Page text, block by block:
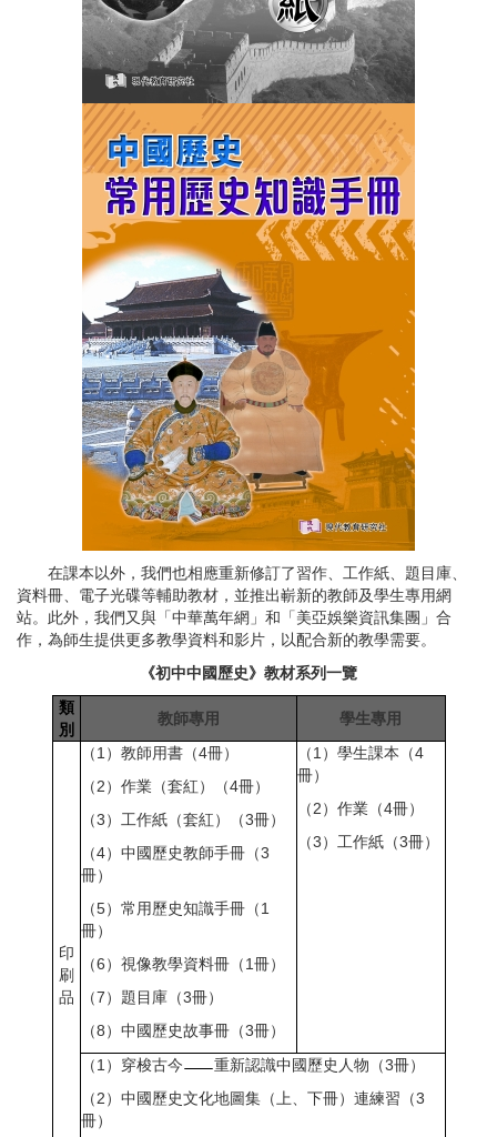
在課本以外，我們也相應重新修訂了習作、工作紙、題目庫、
資料冊、電子光碟等輔助教材，並推出嶄新的教師及學生專用網
站。此外，我們又與「中華萬年網」和「美亞娛樂資訊集團」合
作，為師生提供更多教學資料和影片，以配合新的教學需要。
《初中中國歷史》教材系列一覽
類
別
教師專用 學生專用
印
刷
品
（1）教師用書（4冊）
（2）作業（套紅）（4冊）
（3）工作紙（套紅）（3冊）
（4）中國歷史教師手冊（3
冊）
（5）常用歷史知識手冊（1
冊）
（6）視像教學資料冊（1冊）
（7）題目庫（3冊）
（8）中國歷史故事冊（3冊）
（1）學生課本（4
冊）
（2）作業（4冊）
（3）工作紙（3冊）
（1）穿梭古今
重新認識中國歷史人物（3冊）
（2）中國歷史文化地圖集（上、下冊）連練習（3
冊）